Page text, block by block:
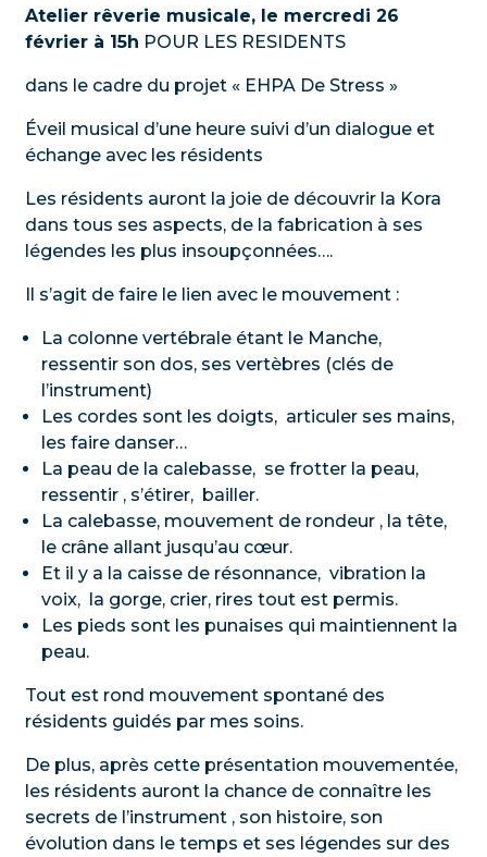
Atelier rêverie musicale, le mercredi 26
février à 15h POUR LES RESIDENTS
dans le cadre du projet « EHPA De Stress »
Éveil musical d’une heure suivi d’un dialogue et
échange avec les résidents
Les résidents auront la joie de découvrir la Kora
dans tous ses aspects, de la fabrication à ses
légendes les plus insoupçonnées….
Il s’agit de faire le lien avec le mouvement :
La colonne vertébrale étant le Manche,
ressentir son dos, ses vertèbres (clés de
l’instrument)
Les cordes sont les doigts, articuler ses mains,
les faire danser…
La peau de la calebasse, se frotter la peau,
ressentir , s’étirer, bailler.
La calebasse, mouvement de rondeur , la tête,
le crâne allant jusqu’au cœur.
Et il y a la caisse de résonnance, vibration la
voix, la gorge, crier, rires tout est permis.
Les pieds sont les punaises qui maintiennent la
peau.
Tout est rond mouvement spontané des
résidents guidés par mes soins.
De plus, après cette présentation mouvementée,
les résidents auront la chance de connaître les
secrets de l’instrument , son histoire, son
évolution dans le temps et ses légendes sur des